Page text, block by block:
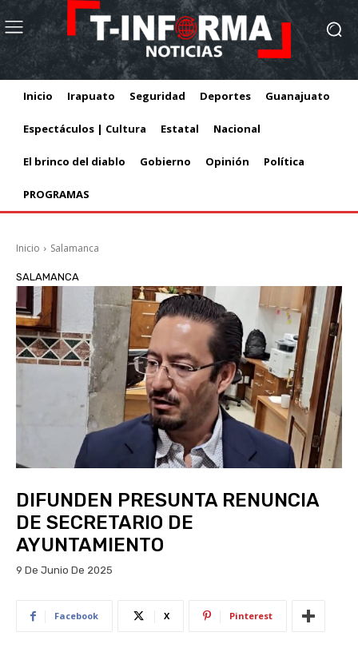
Inicio Irapuato Seguridad Deportes Guanajuato
Espectáculos | Cultura Estatal Nacional
El brinco del diablo Gobierno Opinión Política
PROGRAMAS
Inicio Salamanca
SALAMANCA
DIFUNDEN PRESUNTA RENUNCIA
DE SECRETARIO DE
AYUNTAMIENTO
9 De Junio De 2025
Facebook X Pinterest